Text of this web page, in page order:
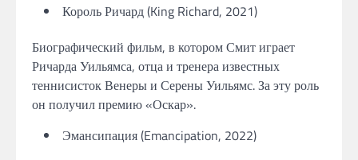
Король Ричард (King Richard, 2021)
Биографический фильм, в котором Смит играет
Ричарда Уильямса, отца и тренера известных
теннисисток Венеры и Серены Уильямс. За эту роль
он получил премию «Оскар».
Эмансипация (Emancipation, 2022)